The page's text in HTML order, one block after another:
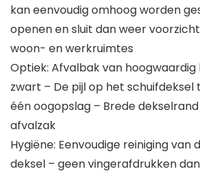
kan eenvoudig omhoog worden
openen en sluit dan weer
woon- en werkruimtes
Optiek: Afvalbak van hoogwaardig
zwart – De pijl op het
één oogopslag – Brede
afvalzak
Hygiëne: Eenvoudige reiniging van
deksel – geen vingerafdrukken